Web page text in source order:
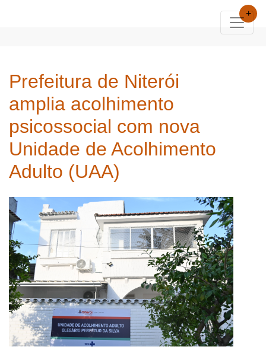
+
Prefeitura de Niterói
amplia acolhimento
psicossocial com nova
Unidade de Acolhimento
Adulto (UAA)